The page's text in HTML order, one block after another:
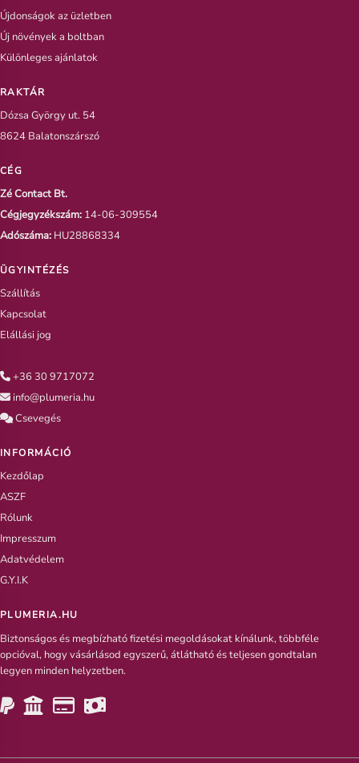
Újdonságok az üzletben
Új növények a boltban
Különleges ajánlatok
RAKTÁR
Dózsa György ut. 54
8624 Balatonszárszó
CÉG
Zé Contact Bt.
Cégjegyzékszám: 14-06-309554
Adószáma: HU28868334
ÜGYINTÉZÉS
Szállítás
Kapcsolat
Elállási jog
+36 30 9717072
info@plumeria.hu
Csevegés
INFORMÁCIÓ
Kezdőlap
ASZF
Rólunk
Impresszum
Adatvédelem
G.Y.I.K
PLUMERIA.HU
Biztonságos és megbízható fizetési megoldásokat kínálunk, többféle
opcióval, hogy vásárlásod egyszerű, átlátható és teljesen gondtalan
legyen minden helyzetben.